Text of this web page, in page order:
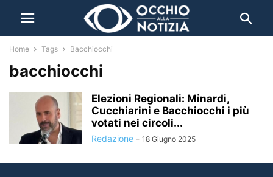
Home Tags Bacchiocchi
bacchiocchi
Elezioni Regionali: Minardi,
Cucchiarini e Bacchiocchi i più
votati nei circoli...
Redazione - 18 Giugno 2025